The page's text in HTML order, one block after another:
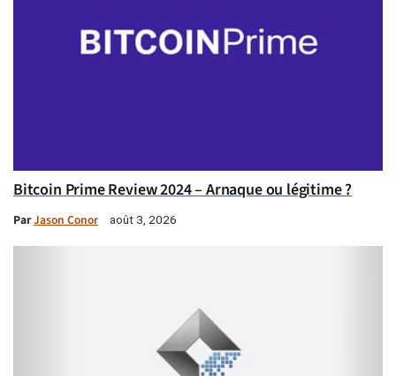
Bitcoin Prime Review 2024 – Arnaque ou légitime ?
ParJason Conor août 3, 2026